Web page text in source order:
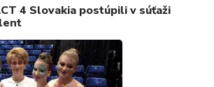
4 Slovakia postúpili v súťaži